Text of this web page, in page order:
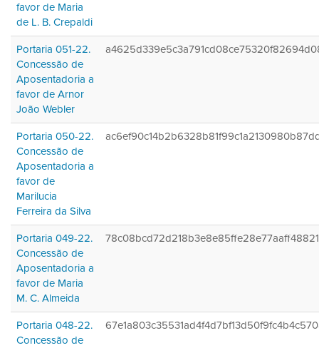
favor de Maria
de L. B. Crepaldi
Portaria 051-22.
Concessão de
Aposentadoria a
favor de Arnor
João Webler
Portaria 050-22.
Concessão de
Aposentadoria a
favor de
Marilucia
Ferreira da Silva
Portaria 049-22.
Concessão de
Aposentadoria a
favor de Maria
M. C. Almeida
Portaria 048-22.
Concessão de